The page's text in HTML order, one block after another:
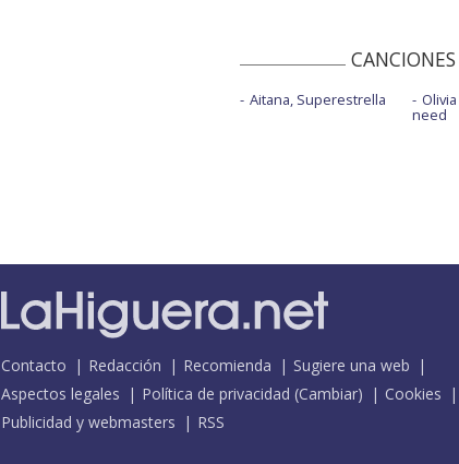
CANCIONES
Aitana, Superestrella
need
Contacto Redacción Recomienda
Sugiere una web
Aspectos legales
Política de privacidad (Cambiar)
Cookies
Publicidad y webmasters
RSS